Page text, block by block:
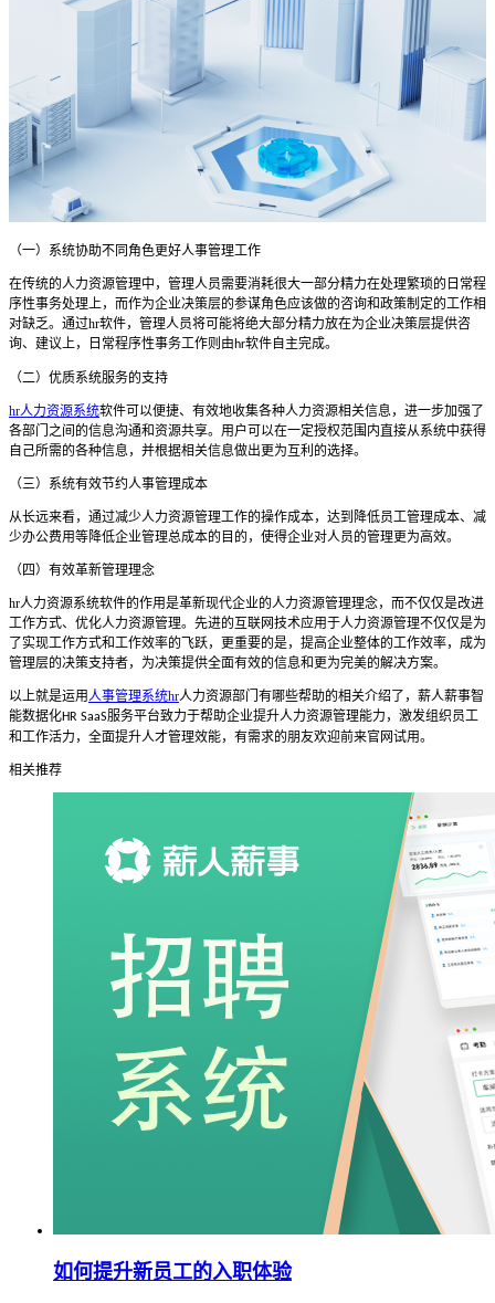
（一）系统协助不同角色更好人事管理工作
在传统的人力资源管理中，管理人员需要消耗很大一部分精力在处理繁琐的日常程
序性事务处理上，而作为企业决策层的参谋角色应该做的咨询和政策制定的工作相
对缺乏。通过hr软件，管理人员将可能将绝大部分精力放在为企业决策层提供咨
询、建议上，日常程序性事务工作则由 hr软件自主完成。
（二）优质系统服务的支持
hr人力资源系统软件可以便捷、有效地收集各种人力资源相关信息，进一步加强了
各部门之间的信息沟通和资源共享。用户可以在一定授权范围内直接从系统中获得
自己所需的各种信息，并根据相关信息做出更为互利的选择。
（三）系统有效节约人事管理成本
从长远来看，通过减少人力资源管理工作的操作成本，达到降低员工管理成本、减
少办公费用等降低企业管理总成本的目的，使得企业对人员的管理更为高效。
（四）有效革新管理理念
hr人力资源系统软件的作用是革新现代企业的人力资源管理理念，而不仅仅是改进
工作方式、优化人力资源管理。先进的互联网技术应用于人力资源管理不仅仅是为
了实现工作方式和工作效率的飞跃，更重要的是，提高企业整体的工作效率，成为
管理层的决策支持者，为决策提供全面有效的信息和更为完美的解决方案。
以上就是运用人事管理系统hr人力资源部门有哪些帮助的相关介绍了，薪人薪事智
能数据化HR SaaS服务平台致力于帮助企业提升人力资源管理能力，激发组织员工
和工作活力，全面提升人才管理效能，有需求的朋友欢迎前来官网试用。
相关推荐
如何提升新员工的入职体验